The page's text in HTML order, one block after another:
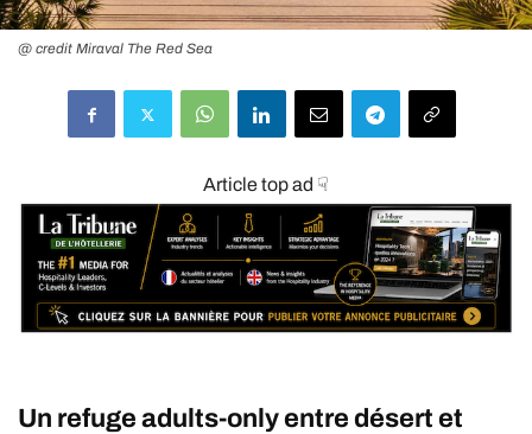
@ credit Miraval The Red Sea
Article top ad ☟
Un refuge adults-only entre désert et